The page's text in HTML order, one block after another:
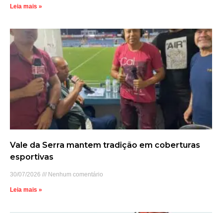
Leia mais »
Vale da Serra mantem tradição em coberturas
esportivas
30/07/2026 Nenhum comentário
Leia mais »